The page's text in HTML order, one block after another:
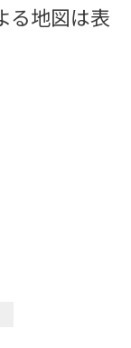
る地図は表